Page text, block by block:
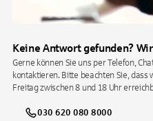
Keine Antwort gefunden?
Gerne können Sie uns per Telefon,
kontaktieren. Bitte beachten Sie,
Freitag zwischen 8 und 18 Uhr
030 620 080 8000